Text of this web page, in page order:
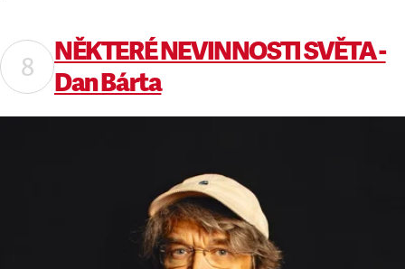
NĚKTERÉ NEVINNOSTI SVĚTA -
Dan Bárta